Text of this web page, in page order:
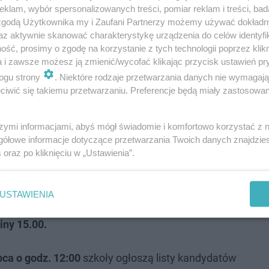
ZAP i licea. Ale też "załadowany" podaniami
powiecie ostrowski ma być uruchomionych w sumie 51
i w ZSP Przygodzice), ponadto 19 klas w technikach
szkołach I stopnia (ZSB-E, ZSE, ZST-E, ZSU i
się29 maja.
świadectwa i zaświadczenia o wynikach egzaminu
uzupełnić wpisując oceny i załączając
15.00.
o godz. 12:00 szkoły ogłoszą listy kandydatów
wybór spersonalizowanych treści, pomiar reklam i treści,
Użytkownika my i Zaufani Partnerzy możemy używać
aktywnie skanować charakterystykę urządzenia do celów
prosimy o zgodę na korzystanie z tych technologii poprzez
i zawsze możesz ją zmienić/wycofać klikając przycisk ustawień
strony
. Niektóre rodzaje przetwarzania danych nie
się takiemu przetwarzaniu. Preferencje będą miały
informacjami, abyś mógł świadomie i komfortowo korzystać z
informacje dotyczące przetwarzania Twoich danych
oraz po kliknięciu w „Ustawienia”.
USTAWIENIA